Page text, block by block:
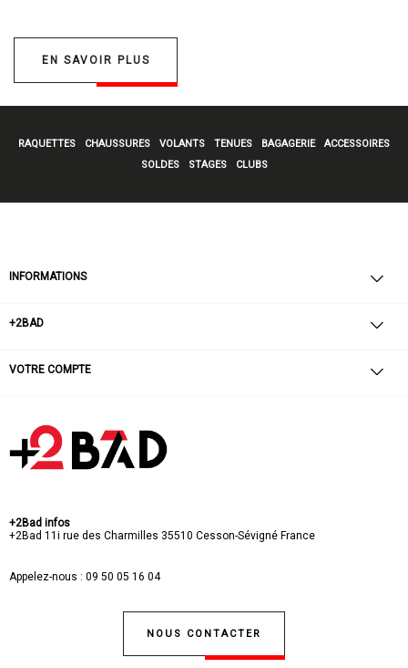
EN SAVOIR PLUS
RAQUETTES CHAUSSURES VOLANTS TENUES BAGAGERIE
ACCESSOIRES
SOLDES
STAGES CLUBS
INFORMATIONS
+2BAD
VOTRE COMPTE
+2Bad infos
+2Bad 11i rue des Charmilles 35510 Cesson-Sévigné France
Appelez-nous : 09 50 05 16 04
NOUS CONTACTER